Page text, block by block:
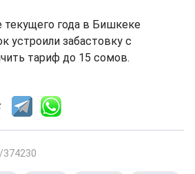
текущего года в Бишкеке
устроили забастовку с
тариф до 15 сомов.
374230